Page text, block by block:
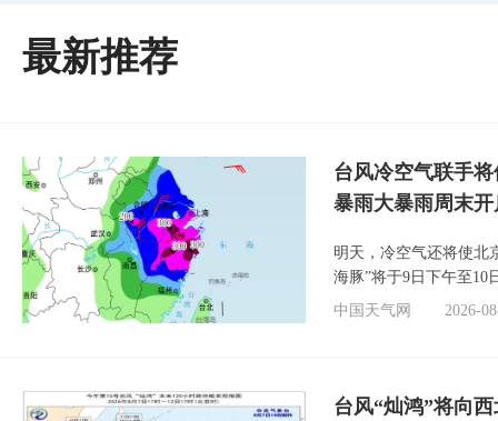
最新推荐
台风冷空气联手
暴雨大暴雨周末开
明天，冷空气还将使北
海豚”将于9日下午至10
中国天气网
2026-
台风“灿鸿”将向